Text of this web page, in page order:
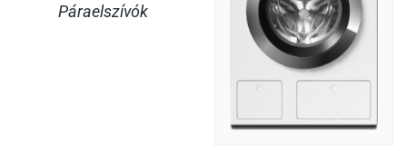
Páraelszívók